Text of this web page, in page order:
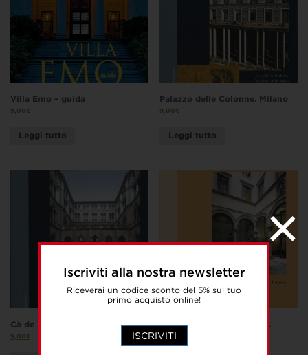
Iscriviti alla nostra newsletter
Riceverai un codice sconto del 5% sul tuo
primo acquisto online!
ISCRIVITI
Villa Emo – guida
9,00€
Leggi tutto
Palazzo delle Colonne. Milano
9,00€
Leggi tutto
Cà de Sass. Milano
9,00€
Palazzo Tornabuoni Corsi.
Firenze
9,00€